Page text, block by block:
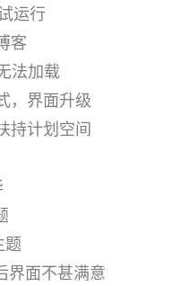
运行
客
法加载
，界面升级
持计划空间
题
界面不甚满意